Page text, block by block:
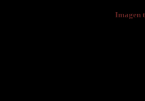
Imagen